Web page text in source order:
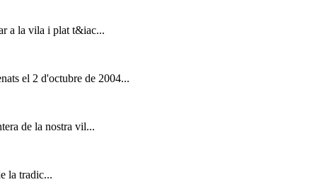
a la vila i plat t&iac...
el 2 d'octubre de 2004...
de la nostra vil...
la tradic...